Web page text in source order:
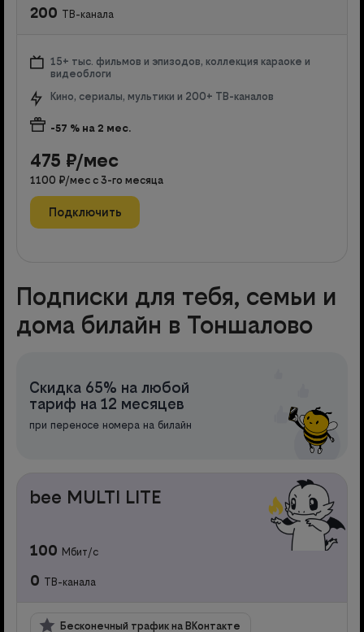
200 ТВ-канала
15+ тыс. фильмов и эпизодов, коллекция караоке и
видеоблоги
Кино, сериалы, мультики и 200+ ТВ-каналов
-57 % на 2 мес.
475 ₽/мес
1100 ₽/мес с 3-го месяца
Подключить
Подписки для тебя, семьи и
дома билайн в Тоншалово
Скидка 65% на любой
тариф на 12 месяцев
при переносе номера на билайн
bee MULTI LITE
100 Мбит/с
0 ТВ-канала
Бесконечный трафик на ВКонтакте